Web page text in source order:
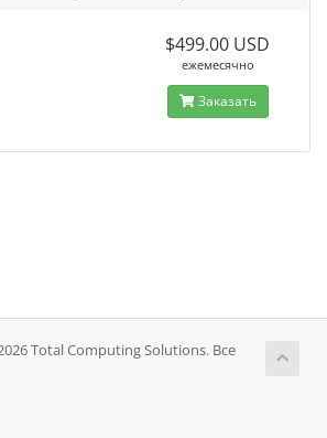
$499.00 USD
ежемесячно
Заказать
Total Computing Solutions. Все